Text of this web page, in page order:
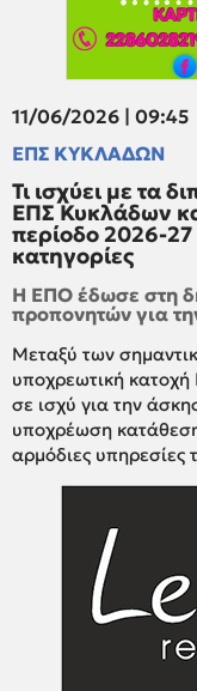
11/06/2026 | 09:45
ΕΠΣ ΚΥΚΛΑΔΩΝ
Τι ισχύει με τα
ΕΠΣ Κυκλάδων
περίοδο 2026-27
κατηγορίες
Η ΕΠΟ έδωσε στη
προπονητών για
Μεταξύ των
υποχρεωτική
σε ισχύ για την
υποχρέωση
αρμόδιες